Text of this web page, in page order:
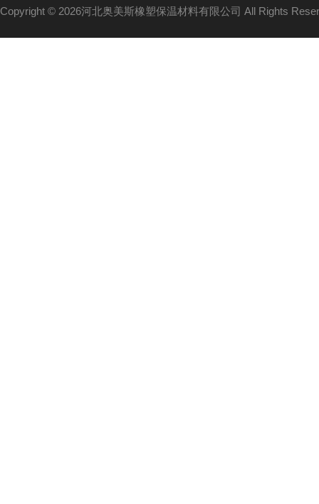
Copyright © 2026河北奥美斯橡塑保温材料有限公司 All Rights